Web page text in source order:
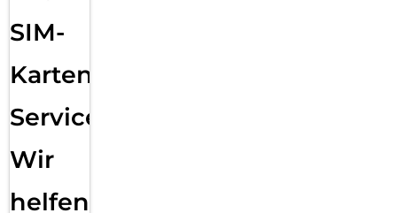
SIM-
Karten
Service:
Wir
helfen